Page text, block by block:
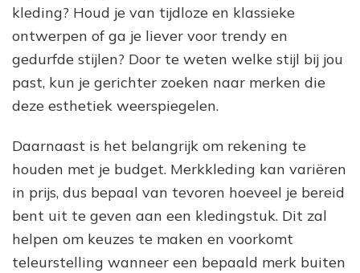
kleding? Houd je van tijdloze en klassieke
ontwerpen of ga je liever voor trendy en
gedurfde stijlen? Door te weten welke stijl bij jou
past, kun je gerichter zoeken naar merken die
deze esthetiek weerspiegelen.
Daarnaast is het belangrijk om rekening te
houden met je budget. Merkkleding kan variëren
in prijs, dus bepaal van tevoren hoeveel je bereid
bent uit te geven aan een kledingstuk. Dit zal
helpen om keuzes te maken en voorkomt
teleurstelling wanneer een bepaald merk buiten